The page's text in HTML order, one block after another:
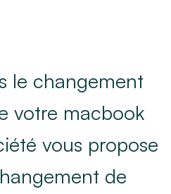
le changement
votre macbook
vous propose
de